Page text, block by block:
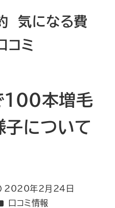
気になる費
コミ
100本増毛
子について
稿日
2020年2月24日
テゴリー
口コミ情報